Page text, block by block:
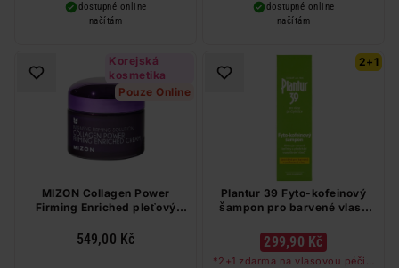
dostupné online
načítám
dostupné online
načítám
Korejská
kosmetika
Pouze Online
MIZON Collagen Power
Firming Enriched pleťový
50 ml
549,00 Kč
2+1
Plantur 39 Fyto-kofeinový
šampon pro barvené vlasy
299,90 Kč
*2+1 zdarma na vlasovou péči v